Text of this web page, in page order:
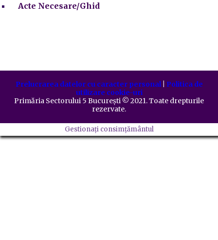
Acte Necesare/Ghid
Prelucrarea datelor cu caracter personal| Politica de
utilizare cookie-uri
Primăria Sectorului 5 București ©️ 2021. Toate drepturile
rezervate.
Gestionați consimțământul